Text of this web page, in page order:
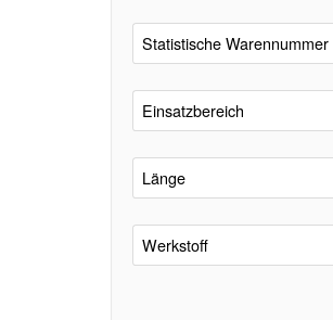
Statistische Warennummer
Einsatzbereich
Länge
Werkstoff